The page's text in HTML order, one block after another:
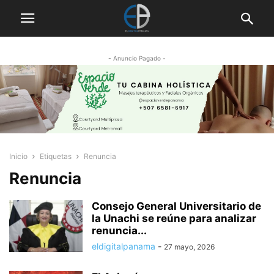
- Anuncio Pagado -
Inicio Etiquetas Renuncia
Renuncia
Consejo General Universitario de
la Unachi se reúne para analizar
renuncia...
eldigitalpanama - 27 mayo, 2026